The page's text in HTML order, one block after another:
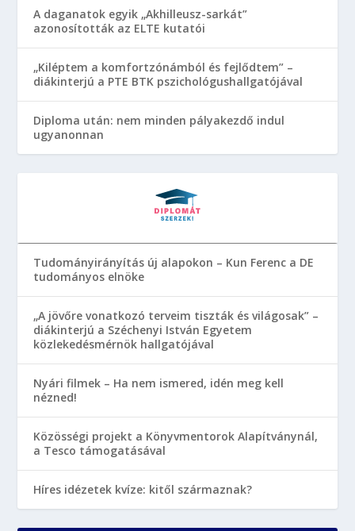
A daganatok egyik „Akhilleusz-sarkát”
azonosították az ELTE kutatói
„Kiléptem a komfortzónámból és fejlődtem” –
diákinterjú a PTE BTK pszichológushallgatójával
Diploma után: nem minden pályakezdő indul
ugyanonnan
Tudományirányítás új alapokon – Kun Ferenc a DE
tudományos elnöke
„A jövőre vonatkozó terveim tiszták és világosak” –
diákinterjú a Széchenyi István Egyetem
közlekedésmérnök hallgatójával
Nyári filmek – Ha nem ismered, idén meg kell
nézned!
Közösségi projekt a Könyvmentorok Alapítványnál,
a Tesco támogatásával
Híres idézetek kvíze: kitől származnak?